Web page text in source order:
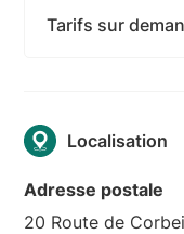
Tarifs sur
Localisation
Adresse postale
20 Route de